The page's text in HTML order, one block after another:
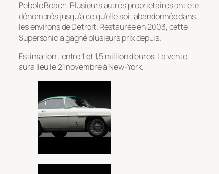
Pebble Beach. Plusieurs autres propriétaires ont été
dénombrés jusqu’à ce qu’elle soit abandonnée dans
les environs de Detroit. Restaurée en 2003, cette
Supersonic a gagné plusieurs prix depuis.
Estimation : entre 1 et 1,5 million d’euros. La vente
aura lieu le 21 novembre à New-York.